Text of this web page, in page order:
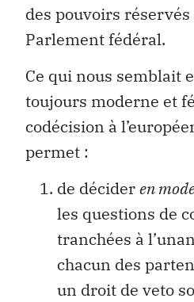
des pouvoirs réservés
Parlement fédéral.
Ce qui nous semblait
toujours moderne et
codécision à
permet :
de décideren
les questions de
tranchées à
chacun des
un droit de veto